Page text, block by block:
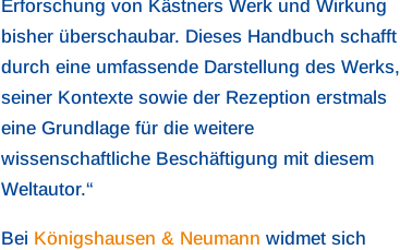
Erforschung von Kästners Werk und Wirkung
bisher überschaubar. Dieses Handbuch schafft
durch eine umfassende Darstellung des Werks,
seiner Kontexte sowie der Rezeption erstmals
eine Grundlage für die weitere
wissenschaftliche Beschäftigung mit diesem
Weltautor.“
Bei Königshausen & Neumann widmet sich